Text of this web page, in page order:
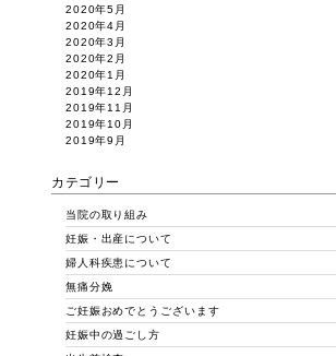
2020年5月
2020年4月
2020年3月
2020年2月
2020年1月
2019年12月
2019年11月
2019年10月
2019年9月
カテゴリー
当院の取り組み
妊娠・出産について
婦人科疾患について
無痛分娩
ご妊娠おめでとうございます
妊娠中の過ごし方